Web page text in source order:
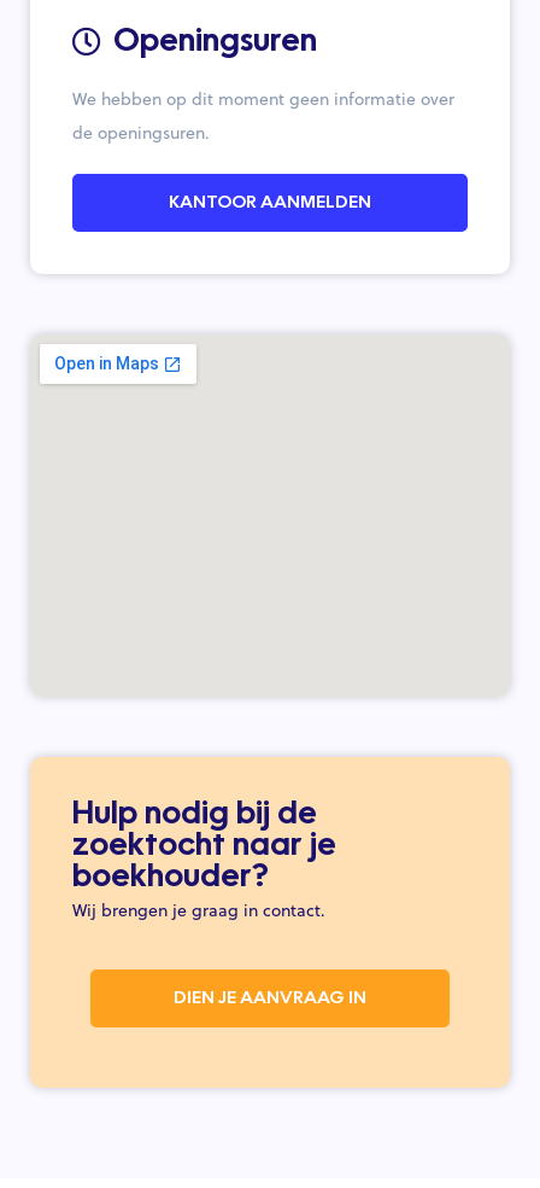
Hulp nodig bij de
zoektocht naar je
boekhouder?
Wij brengen je graag in contact.
DIEN JE AANVRAAG IN
Openingsuren
We hebben op dit moment geen informatie over
de openingsuren.
KANTOOR AANMELDEN